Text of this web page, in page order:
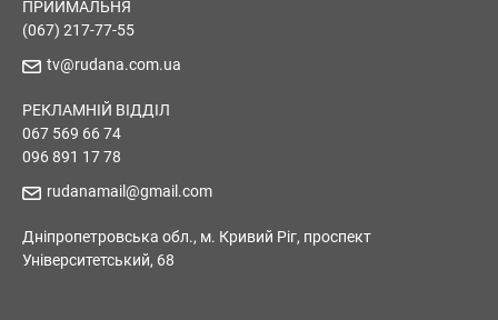
ПРИЙМАЛЬНЯ
(067) 217-77-55
tv@rudana.com.ua
РЕКЛАМНІЙ ВІДДІЛ
067 569 66 74
096 891 17 78
rudanamail@gmail.com
Дніпропетровська обл., м. Кривий Ріг, проспект
Університетський, 68